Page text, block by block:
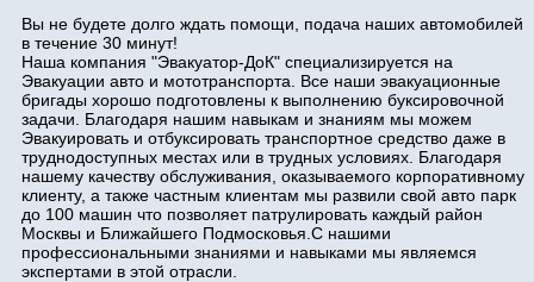
Вы не будете долго ждать помощи, подача наших автомобилей
в течение 30 минут!
Наша компания "Эвакуатор-ДоК" специализируется на
Эвакуации авто и мототранспорта. Все наши эвакуационные
бригады хорошо подготовлены к выполнению буксировочной
задачи. Благодаря нашим навыкам и знаниям мы можем
Эвакуировать и отбуксировать транспортное средство даже в
труднодоступных местах или в трудных условиях. Благодаря
нашему качеству обслуживания, оказываемого корпоративному
клиенту, а также частным клиентам мы развили свой авто парк
до 100 машин что позволяет патрулировать каждый район
Москвы и Ближайшего Подмосковья.С нашими
профессиональными знаниями и навыками мы являемся
экспертами в этой отрасли.